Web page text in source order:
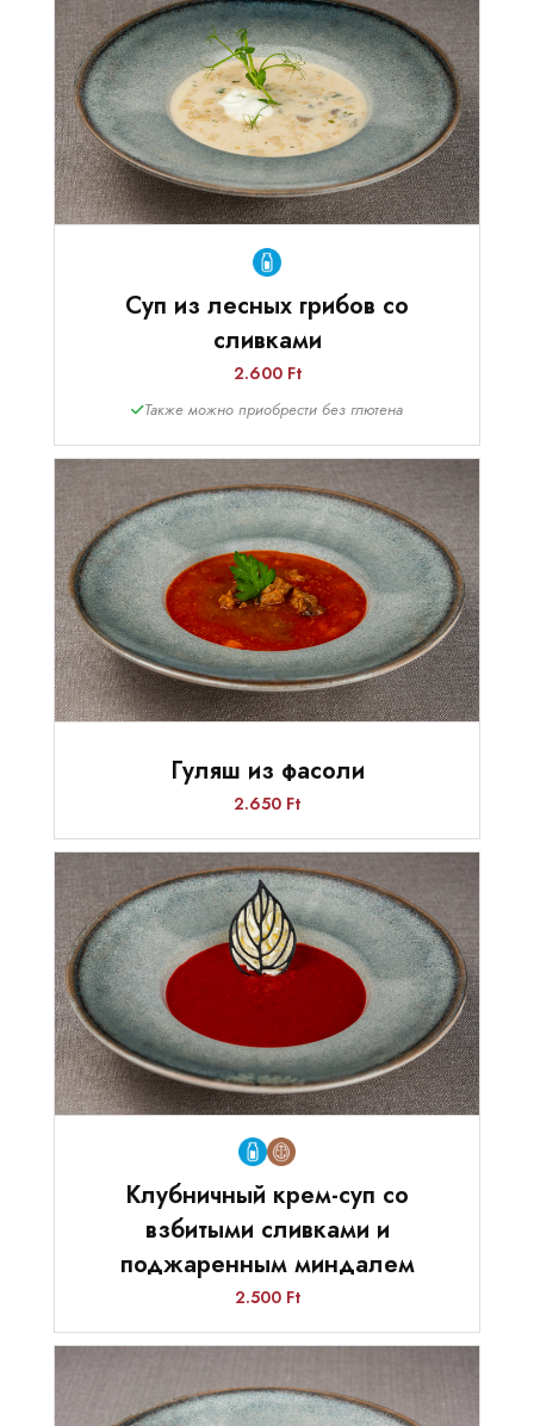
Суп из лесных грибов со
сливками
2.600 Ft
Также можно приобрести без глютена
Гуляш из фасоли
2.650 Ft
Клубничный крем-суп со
взбитыми сливками и
поджаренным миндалем
2.500 Ft